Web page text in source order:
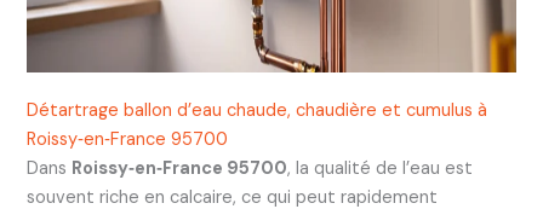
Détartrage ballon d’eau chaude, chaudière et cumulus à
Roissy‑en‑France 95700
Dans Roissy‑en‑France 95700, la qualité de l’eau est
souvent riche en calcaire, ce qui peut rapidement